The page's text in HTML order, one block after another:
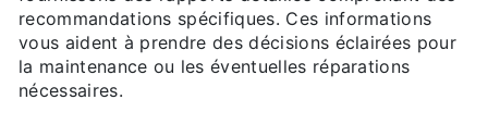
recommandations spécifiques. Ces informations
vous aident à prendre des décisions éclairées pour
la maintenance ou les éventuelles réparations
nécessaires.